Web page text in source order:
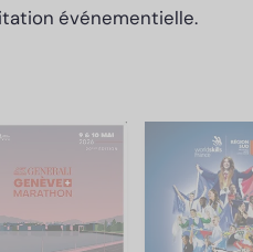
événementielle.